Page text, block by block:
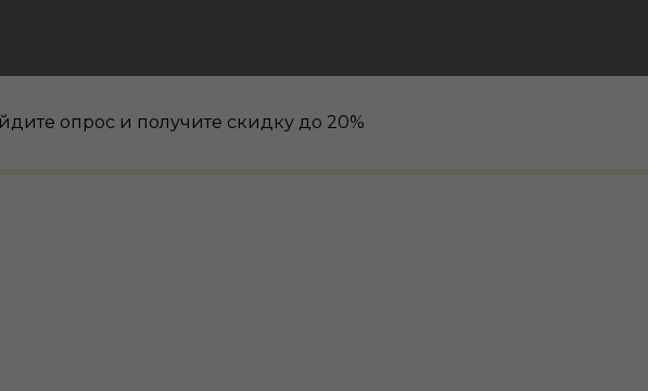
опрос и получите скидку до 20%
11, корп. 1, ТЦ